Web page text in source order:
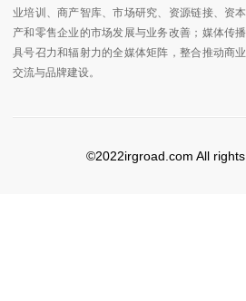
业培训、商产智库、市场研究、资源链接、资
产和零售企业的市场发展与业务改善；媒体传
具号召力和辐射力的全媒体矩阵，整合推动商
交流与品牌建设。
©2022irgroad.com All